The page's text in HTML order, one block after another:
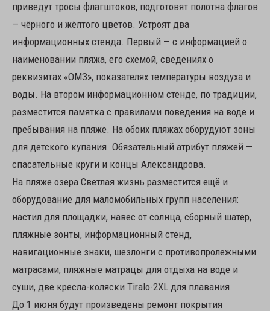
приведут тросы флагштоков, подготовят полотна флагов
— чёрного и жёлтого цветов. Устроят два
информационных стенда. Первый — с информацией о
наименовании пляжа, его схемой, сведениях о
реквизитах «ОМЗ», показателях температуры воздуха и
воды. На втором информационном стенде, по традиции,
разместится памятка с правилами поведения на воде и
пребывания на пляже. На обоих пляжах оборудуют зоны
для детского купания. Обязательный атрибут пляжей —
спасательные круги и концы Александрова.
На пляже озера Светлая жизнь разместится ещё и
оборудование для маломобильных групп населения:
настил для площадки, навес от солнца, сборный шатер,
пляжные зонты, информационный стенд,
навигационные знаки, шезлонги с противопролежными
матрасами, пляжные матрацы для отдыха на воде и
суши, две кресла-коляски Tiralo-2XL для плавания.
До 1 июня будут произведены ремонт покрытия